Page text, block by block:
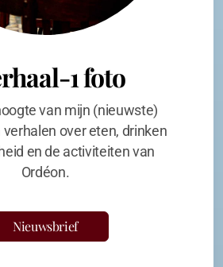
1 foto
van mijn (nieuwste)
over eten, drinken
en de activiteiten van
Ordéon.
Nieuwsbrief